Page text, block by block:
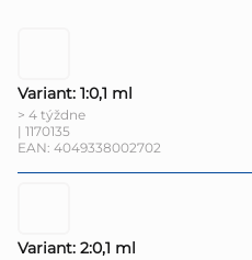
Variant: 1:0,1 ml
> 4 týždne
| 1170135
EAN: 4049338002702
Variant: 2:0,1 ml